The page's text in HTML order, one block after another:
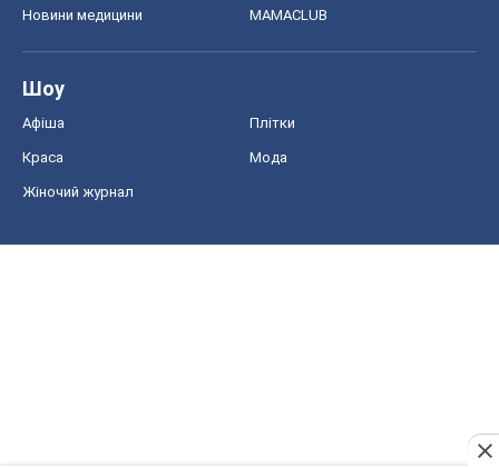
Новини медицини MAMACLUB
Шоу
Афіша Плітки
Краса Мода
Жіночий журнал